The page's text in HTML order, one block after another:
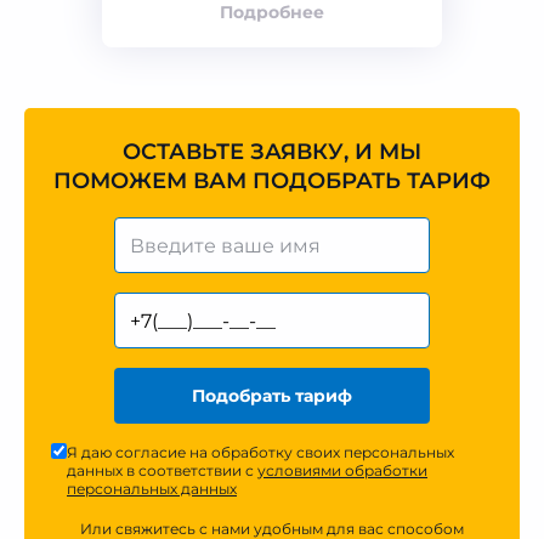
Подробнее
ОСТАВЬТЕ ЗАЯВКУ, И МЫ
ПОМОЖЕМ ВАМ ПОДОБРАТЬ ТАРИФ
Подобрать тариф
Я даю согласие на обработку своих персональных
данных в соответствии с условиями обработки
персональных данных
Или свяжитесь с нами удобным для вас способом